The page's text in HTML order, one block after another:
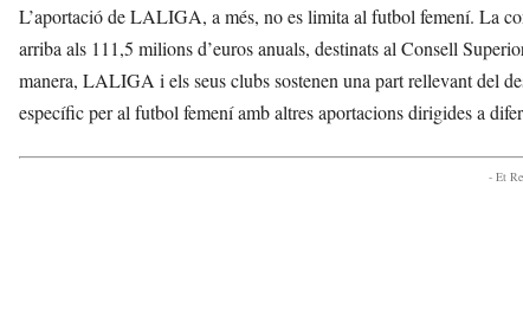
L’aportació de LALIGA, a més, no es limita al futbol femení. La
arriba als 111,5 milions d’euros anuals, destinats al Consell
manera, LALIGA i els seus clubs sostenen una part rellevant del
específic per al futbol femení amb altres aportacions dirigides a
- Et